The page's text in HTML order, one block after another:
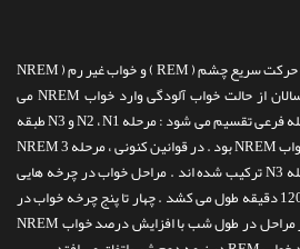
را می توان به دو نوع خواب حرکت سریع چشم ( REM ) و خواب غیر رم ( NREM
) تقسیم بندی کرد . اکثر بزرگسالان از حالت خواب آلودگی وارد خواب NREM می
شوند . خواب NREM به سه مرحله فرعی تقسیم می شود : مرحله N2 ، N1 و N3 طبقه
بندی قدیمی دارای چهار مرحله خواب NREM بود . در قوانین کنونی ، مرحله NREM 3
و مرحله 4 NREM به عنوان مرحله N3 ترکیب شده اند . مراحل خواب در چرخه هایی
اتفاق می افتد که هر کدام 90 تا 120 دقیقه طول می کشد . چهار تا پنج چرخه خواب در
طول یک شب رخ می دهد . تغییر مراحل در طول شب با افزایش درصد خواب NREM